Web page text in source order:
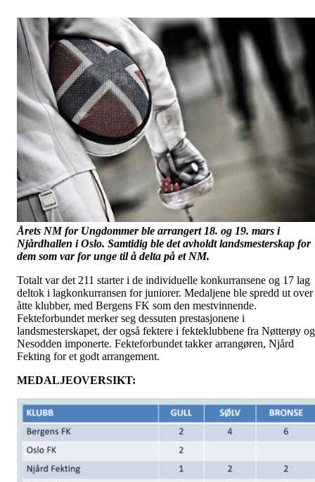
Årets NM for Ungdommer ble arrangert 18. og 19. mars i
Njårdhallen i Oslo. Samtidig ble det avholdt landsmesterskap for
dem som var for unge til å delta på et NM.
Totalt var det 211 starter i de individuelle konkurransene og 17 lag
deltok i lagkonkurransen for juniorer. Medaljene ble spredd ut over
åtte klubber, med Bergens FK som den mestvinnende.
Fekteforbundet merker seg dessuten prestasjonene i
landsmesterskapet, der også fektere i fekteklubbene fra Nøtterøy og
Nesodden imponerte. Fekteforbundet takker arrangøren, Njård
Fekting for et godt arrangement.
MEDALJEOVERSIKT: